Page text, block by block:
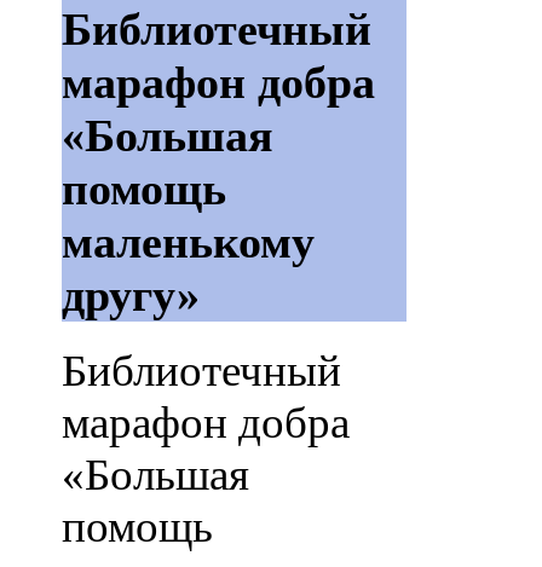
Библиотечный
марафон добра
«Большая
помощь
маленькому
другу»
Библиотечный
марафон добра
«Большая
помощь